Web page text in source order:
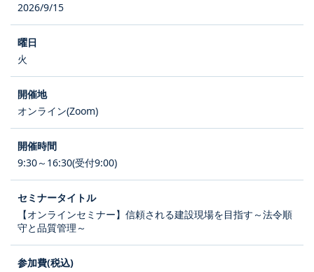
2026/9/15
火
オンライン(Zoom)
9:30～16:30(受付9:00)
【オンラインセミナー】信頼される建設現場を目指す～法令順
守と品質管理～